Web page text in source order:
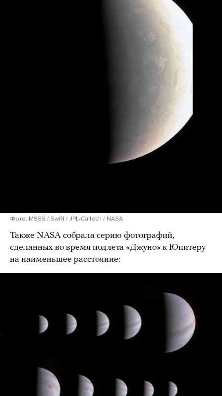
Фото: MSSS / SwRI / JPL-Caltech / NASA
Также NASA собрала серию фотографий,
сделанных во время подлета «Джуно» к Юпитеру
на наименьшее расстояние: